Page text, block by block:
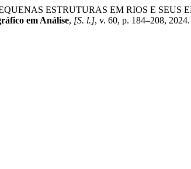
ESTRUTURAS EM RIOS E
em Análise, [S. l.], v. 60, p. 184–208,